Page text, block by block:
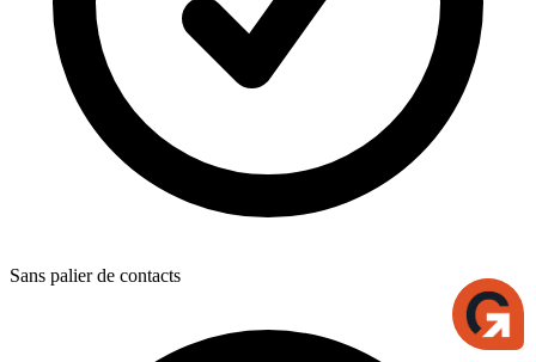
Sans palier de contacts